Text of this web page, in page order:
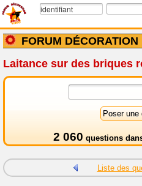
FORUM DÉCORATION
Laitance sur des briques
2 060 questions
Liste des